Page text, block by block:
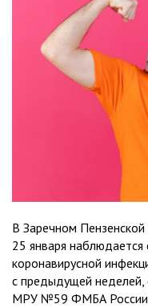
В Заречном
25 января
коронавирусной
с предыдущей
МРУ №59 ФМБА